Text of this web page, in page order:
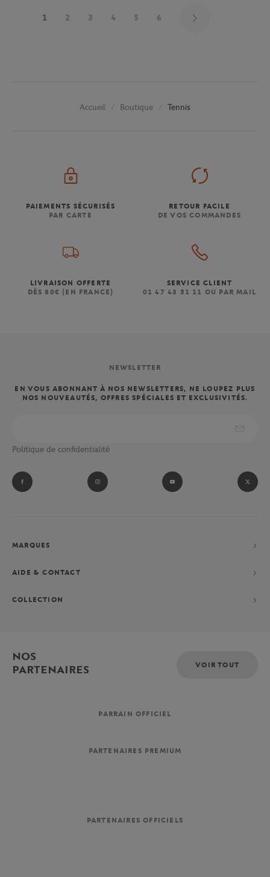
1 2 3 4 5 6
Accueil Boutique Tennis
PAIEMENTS SÉCURISÉS
PAR CARTE
RETOUR FACILE
DE VOS COMMANDES
LIVRAISON OFFERTE
DÈS 80€ (EN FRANCE)
SERVICE CLIENT
01 47 43 51 11 OU PAR MAIL
NEWSLETTER
EN VOUS ABONNANT À NOS NEWSLETTERS, NE LOUPEZ PLUS
NOS NOUVEAUTÉS, OFFRES SPÉCIALES ET EXCLUSIVITÉS.
Politique de confidentialité
MARQUES
AIDE & CONTACT
COLLECTION
NOS
PARTENAIRES
VOIR TOUT
PARRAIN OFFICIEL
PARTENAIRES PREMIUM
PARTENAIRES OFFICIELS